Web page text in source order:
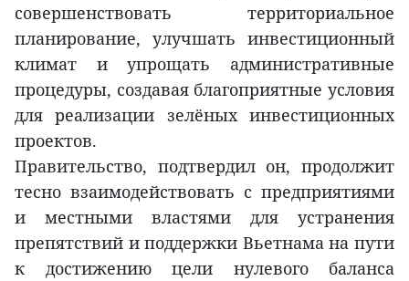
совершенствовать территориальное
планирование, улучшать инвестиционный
климат и упрощать административные
процедуры, создавая благоприятные условия
для реализации зелёных инвестиционных
проектов.
Правительство, подтвердил он, продолжит
тесно взаимодействовать с предприятиями
и местными властями для устранения
препятствий и поддержки Вьетнама на пути
к достижению цели нулевого баланса